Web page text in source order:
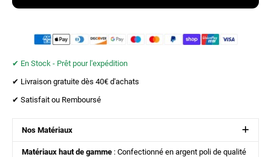
✔︎ En Stock - Prêt pour l'expédition
✔︎ Livraison gratuite dès 40€ d'achats
✔︎ Satisfait ou Remboursé
Nos Matériaux
Matériaux haut de gamme : Confectionné en argent poli de qualité